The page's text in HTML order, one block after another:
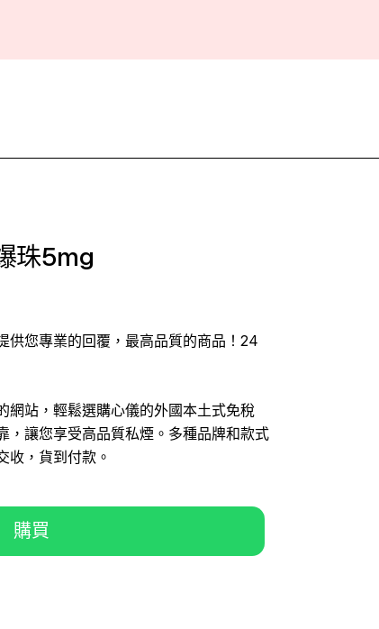
珠5mg
您專業的回覆，最高品質的商品！24
網站，輕鬆選購心儀的外國本土式免稅
，讓您享受高品質私煙。多種品牌和款式
收，貨到付款。
購買